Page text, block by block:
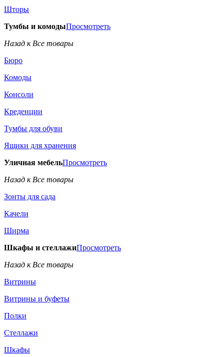
Шторы
Тумбы и комодыПросмотреть
Назад к Все товары
Бюро
Комоды
Консоли
Креденции
Тумбы для обуви
Ящики для хранения
Уличная мебельПросмотреть
Назад к Все товары
Зонты для сада
Качели
Ширма
Шкафы и стеллажиПросмотреть
Назад к Все товары
Витрины
Витрины и буфеты
Полки
Стеллажи
Шкафы